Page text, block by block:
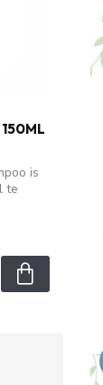
is
te